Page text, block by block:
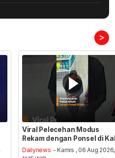
>
Viral Pelecehan Modus
Rekam dengan Ponsel di
Dailynews - Kamis , 06 Aug 2026,